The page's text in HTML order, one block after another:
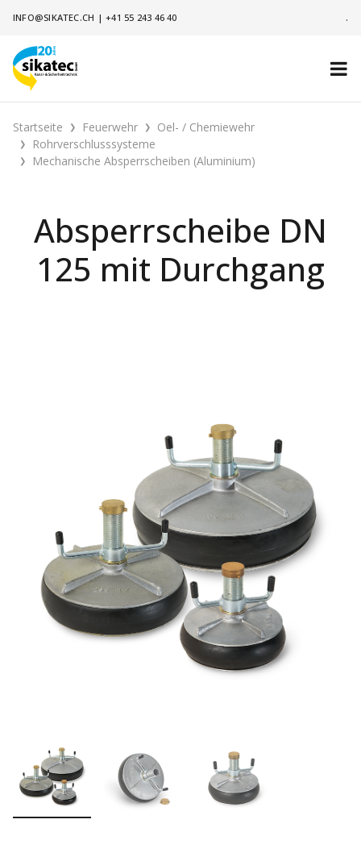
INFO@SIKATEC.CH |+41 55 243 46 40 .
Startseite Feuerwehr
Oel- / Chemiewehr
Rohrverschlusssysteme
Mechanische Absperrscheiben (Aluminium)
Absperrscheibe DN
125 mit Durchgang